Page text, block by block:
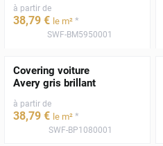
à partir de
38,79 € le m² *
SWF-BM5950001
Covering voiture
Avery gris brillant
à partir de
38,79 € le m² *
SWF-BP1080001